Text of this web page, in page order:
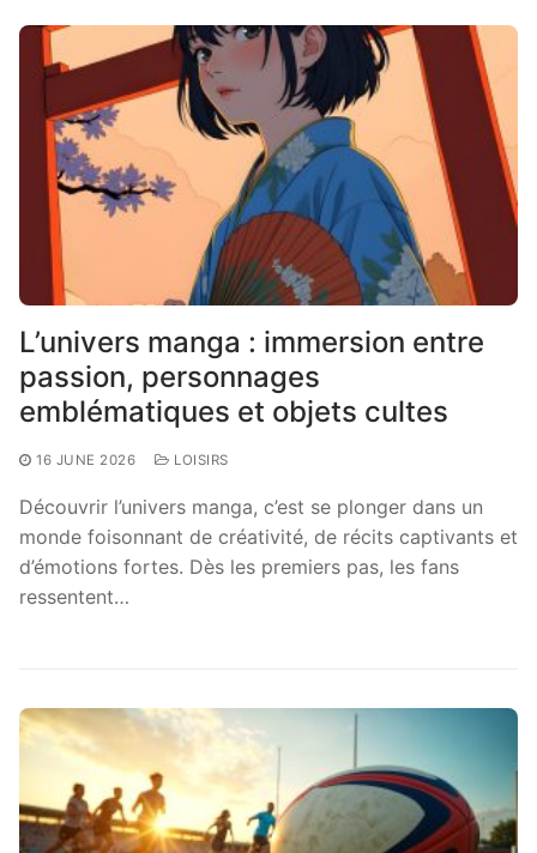
L’univers manga : immersion entre
passion, personnages
emblématiques et objets cultes
16 JUNE 2026 LOISIRS
Découvrir l’univers manga, c’est se plonger dans un
monde foisonnant de créativité, de récits captivants et
d’émotions fortes. Dès les premiers pas, les fans
ressentent…